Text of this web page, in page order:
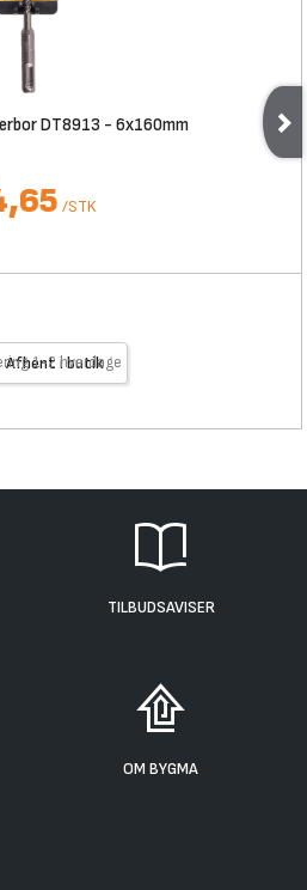
DT8913 - 6x160mm
/STK
Afhent i butik
1-2 hverdage
TILBUDSAVISER
OM BYGMA